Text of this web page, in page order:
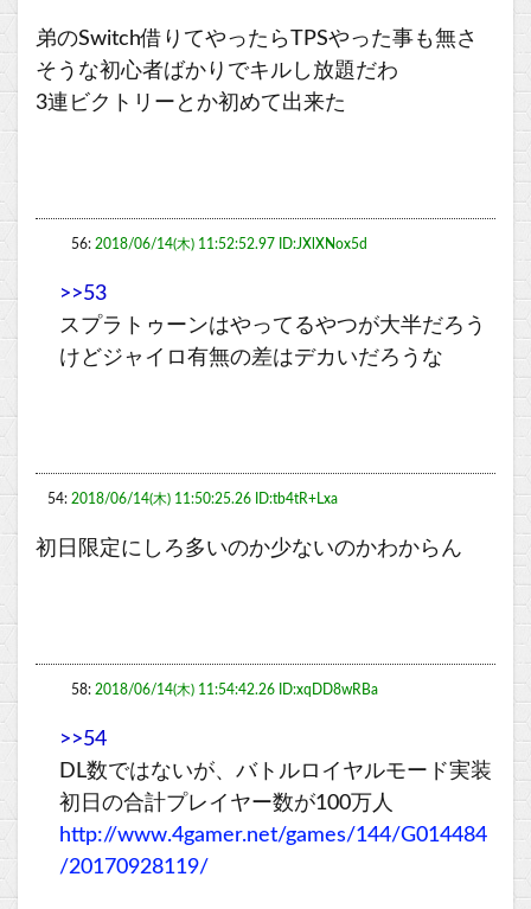
弟のSwitch借りてやったらTPSやった事も無さ
そうな初心者ばかりでキルし放題だわ
3連ビクトリーとか初めて出来た
56: 2018/06/14(木) 11:52:52.97 ID:JXlXNox5d
>>53
スプラトゥーンはやってるやつが大半だろう
けどジャイロ有無の差はデカいだろうな
54: 2018/06/14(木) 11:50:25.26 ID:tb4tR+Lxa
初日限定にしろ多いのか少ないのかわからん
58: 2018/06/14(木) 11:54:42.26 ID:xqDD8wRBa
>>54
DL数ではないが、バトルロイヤルモード実装
初日の合計プレイヤー数が100万人
http://www.4gamer.net/games/144/G014484
/20170928119/